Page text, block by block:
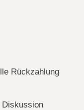
Rückzahlung
Diskussion